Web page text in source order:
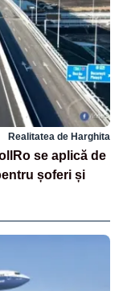
Realitatea de Harghita
se aplică de
șoferi și